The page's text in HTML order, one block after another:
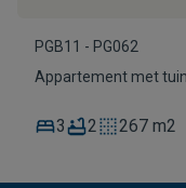
PGB11 - PG062
Appartement met tuin
3 2 267 m2